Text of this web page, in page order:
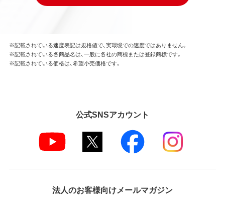
※記載されている速度表記は規格値で、実環境での速度ではありません。
※記載されている各商品名は、一般に各社の商標または登録商標です。
※記載されている価格は、希望小売価格です。
公式SNSアカウント
法人のお客様向けメールマガジン